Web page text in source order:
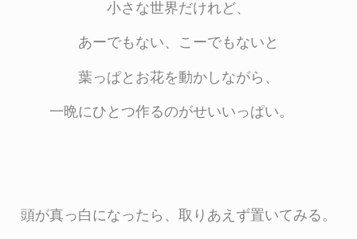
小さな世界だけれど、
あーでもない、こーでもないと
葉っぱとお花を動かしながら、
一晩にひとつ作るのがせいいっぱい。
頭が真っ白になったら、取りあえず置いてみる。